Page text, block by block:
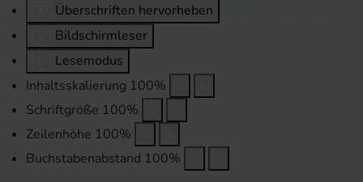
Überschriften hervorheben
Bildschirmleser
Lesemodus
Inhaltsskalierung 100%
Schriftgröße 100%
Zeilenhöhe 100%
Buchstabenabstand 100%